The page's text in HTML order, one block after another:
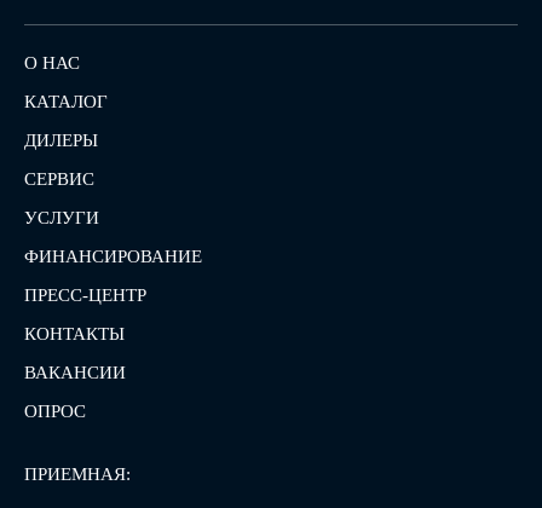
О НАС
КАТАЛОГ
ДИЛЕРЫ
СЕРВИС
УСЛУГИ
ФИНАНСИРОВАНИЕ
ПРЕСС-ЦЕНТР
КОНТАКТЫ
ВАКАНСИИ
ОПРОС
ПРИЕМНАЯ: